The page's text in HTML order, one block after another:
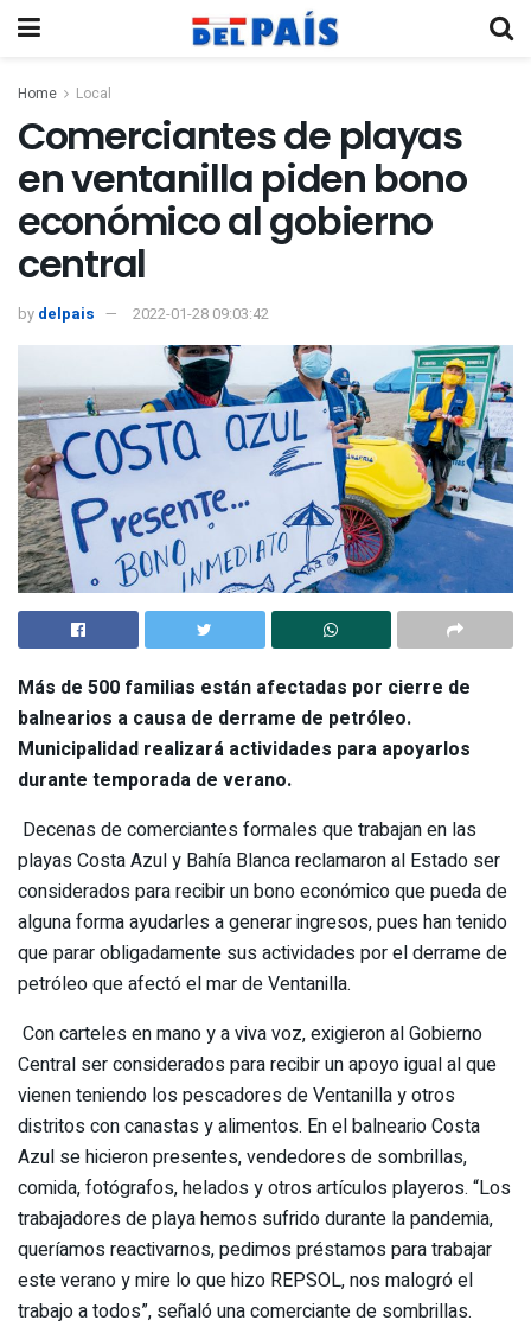
Home Local
Comerciantes de playas
en ventanilla piden bono
económico al gobierno
central
by delpais 2022-01-28 09:03:42
Más de 500 familias están afectadas por cierre de
balnearios a causa de derrame de petróleo.
Municipalidad realizará actividades para apoyarlos
durante temporada de verano.
Decenas de comerciantes formales que trabajan en las
playas Costa Azul y Bahía Blanca reclamaron al Estado ser
considerados para recibir un bono económico que pueda de
alguna forma ayudarles a generar ingresos, pues han tenido
que parar obligadamente sus actividades por el derrame de
petróleo que afectó el mar de Ventanilla.
Con carteles en mano y a viva voz, exigieron al Gobierno
Central ser considerados para recibir un apoyo igual al que
vienen teniendo los pescadores de Ventanilla y otros
distritos con canastas y alimentos. En el balneario Costa
Azul se hicieron presentes, vendedores de sombrillas,
comida, fotógrafos, helados y otros artículos playeros. “Los
trabajadores de playa hemos sufrido durante la pandemia,
queríamos reactivarnos, pedimos préstamos para trabajar
este verano y mire lo que hizo REPSOL, nos malogró el
trabajo a todos”, señaló una comerciante de sombrillas.